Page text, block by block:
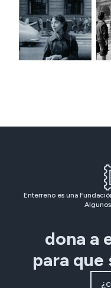
Enterreno es una
dona a
para que